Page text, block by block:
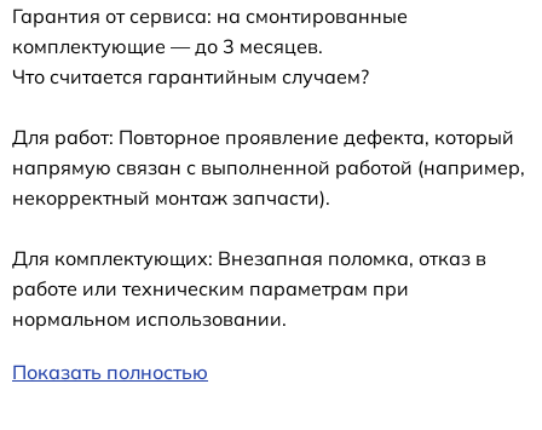
Гарантия от сервиса: на смонтированные
комплектующие — до 3 месяцев.
Что считается гарантийным случаем?
Для работ: Повторное проявление дефекта, который
напрямую связан с выполненной работой (например,
некорректный монтаж запчасти).
Для комплектующих: Внезапная поломка, отказ в
работе или техническим параметрам при
нормальном использовании.
Показать полностью